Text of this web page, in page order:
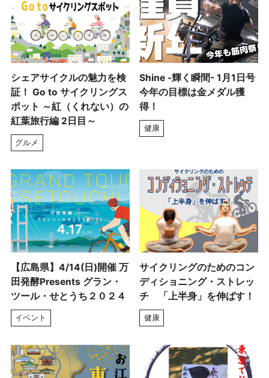
シェアサイクルの魅力を検
証！ Go to サイクリングス
ポット ～紅（くれない）の
紅葉旅行編 2日目～
グルメ
Shine -輝く瞬間- 1月1日号
今年の目標は金メダル獲
得！
健康
【広島県】4/14(日)開催 万
田発酵Presents グラン・
ツール・せとうち２０２４
イベント
サイクリングのためのコン
ディショニング・ストレッ
チ 「上半身」を伸ばす！
健康